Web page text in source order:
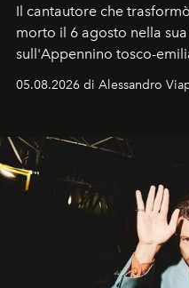
Il cantautore che
morto il 6 agosto nella sua
sull'Appennino tosco-
05.08.2026 di Alessandro